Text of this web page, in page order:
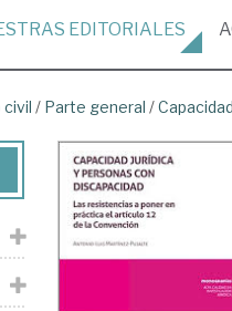
EDITORIALES
civil / Parte general /